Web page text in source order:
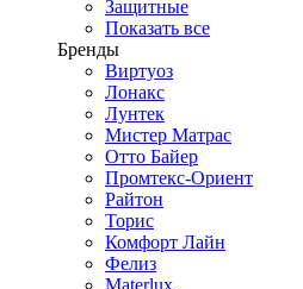
Защитные
Показать все
Бренды
Виртуоз
Лонакс
Лунтек
Мистер Матрас
Отто Байер
Промтекс-Ориент
Райтон
Торис
Комфорт Лайн
Фелиз
Materlux